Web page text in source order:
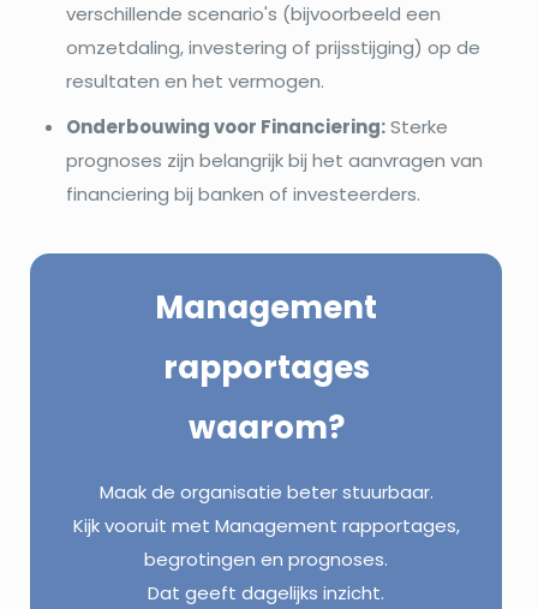
verschillende scenario's (bijvoorbeeld een
omzetdaling, investering of prijsstijging) op de
resultaten en het vermogen.
Onderbouwing voor Financiering:Sterke
prognoses zijn belangrijk bij het aanvragen van
financiering bij banken of investeerders.
Management
rapportages
waarom?
Maak de organisatie beter stuurbaar.
Kijk vooruit met Management rapportages,
begrotingen en prognoses.
Dat geeft dagelijks inzicht.